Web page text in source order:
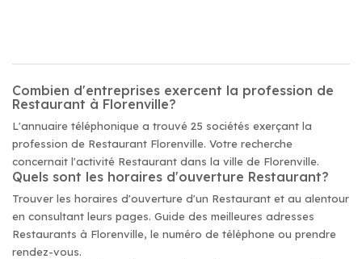
Combien d'entreprises exercent la profession de
Restaurant à Florenville?
L'annuaire téléphonique a trouvé 25 sociétés exerçant la
profession de Restaurant Florenville. Votre recherche
concernait l'activité Restaurant dans la ville de Florenville.
Quels sont les horaires d'ouverture Restaurant?
Trouver les horaires d'ouverture d'un Restaurant et au alentour
en consultant leurs pages. Guide des meilleures adresses
Restaurants à Florenville, le numéro de téléphone ou prendre
rendez-vous.